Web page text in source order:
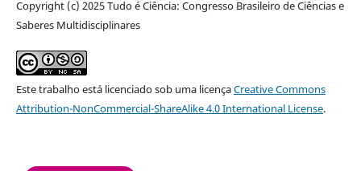
Copyright (c) 2025 Tudo é Ciência: Congresso Brasileiro de Ciências e
Saberes Multidisciplinares
Este trabalho está licenciado sob uma licençaCreative Commons
Attribution-NonCommercial-ShareAlike 4.0 International License.